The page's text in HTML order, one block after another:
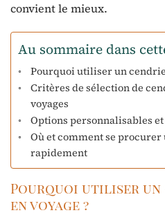
convient le mieux.
Au sommaire dans
Pourquoi utiliser un
Critères de sélection de
voyages
Options personnalisables
Où et comment se
rapidement
Pourquoi utiliser
en voyage ?